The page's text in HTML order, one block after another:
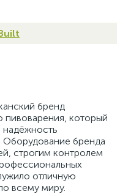
бренд
пивоварения, который
надёжность
бренда
строгим контролем
отличную
всему миру.